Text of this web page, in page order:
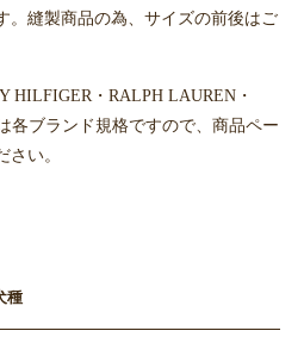
。縫製商品の為、サイズの前後はご
HILFIGER・RALPH LAUREN・
各ブランド規格ですので、商品ペー
い。
種